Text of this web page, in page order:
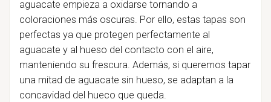
aguacate empieza a oxidarse tornando a
coloraciones más oscuras. Por ello, estas tapas son
perfectas ya que protegen perfectamente al
aguacate y al hueso del contacto con el aire,
manteniendo su frescura. Además, si queremos tapar
una mitad de aguacate sin hueso, se adaptan a la
concavidad del hueco que queda.